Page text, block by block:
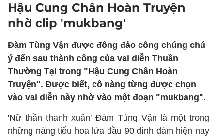
Hậu Cung Chân Hoàn Truyện
nhờ clip 'mukbang'
Đàm Tùng Vận được đông đảo công chúng chú
ý đến sau thành công của vai diễn Thuần
Thường Tại trong "Hậu Cung Chân Hoàn
Truyện". Được biết, cô nàng từng được chọn
vào vai diễn này nhờ vào một đoạn "mukbang".
'Nữ thần thanh xuân' Đàm Tùng Vận là một trong
những nàng tiểu hoa lứa đầu 90 đình đám hiện nay